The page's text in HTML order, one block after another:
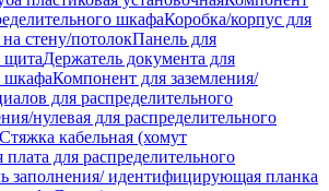
шкафаКоробка/корпус для
стену/потолокПанель для
щитаДержатель документа для
шкафаКомпонент для заземления/
для распределительного
нулевая для распределительного
Стяжка кабельная (хомут
для распределительного
заполнения/ идентифицирующая планка